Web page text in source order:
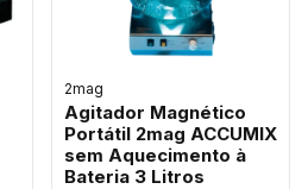
2mag
Agitador Magnético
Portátil 2mag ACCUMIX
sem Aquecimento à
Bateria 3 Litros